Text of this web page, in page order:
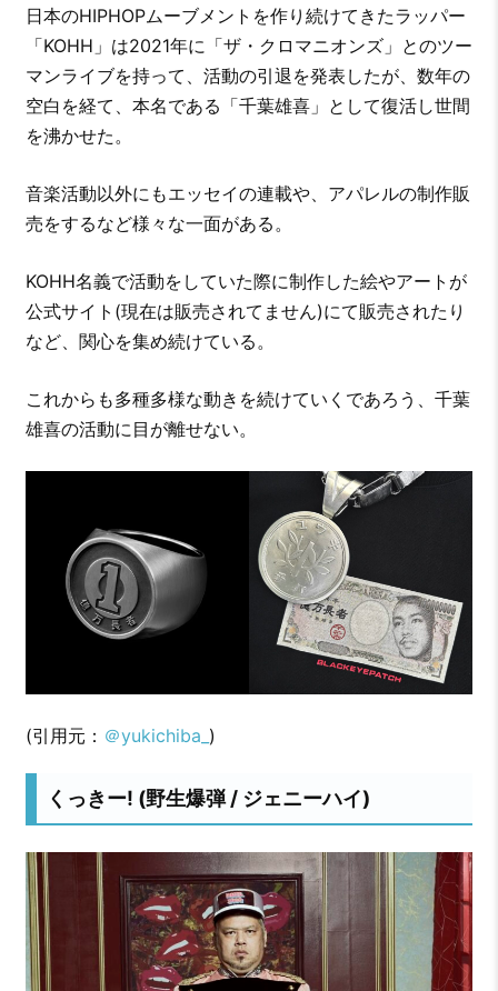
日本のHIPHOPムーブメントを作り続けてきたラッパー
「KOHH」は2021年に「ザ・クロマニオンズ」とのツー
マンライブを持って、活動の引退を発表したが、数年の
空白を経て、本名である「千葉雄喜」として復活し世間
を沸かせた。
音楽活動以外にもエッセイの連載や、アパレルの制作販
売をするなど様々な一面がある。
KOHH名義で活動をしていた際に制作した絵やアートが
公式サイト(現在は販売されてません)にて販売されたり
など、関心を集め続けている。
これからも多種多様な動きを続けていくであろう、千葉
雄喜の活動に目が離せない。
(引用元： ＠yukichiba_ )
くっきー! (野生爆弾 / ジェニーハイ)